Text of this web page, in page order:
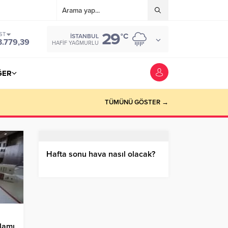
İSTANBUL
HAFIF YAĞMURLU 29°C
TÜMÜNÜ GÖSTER →
Hafta sonu hava nasıl olacak?